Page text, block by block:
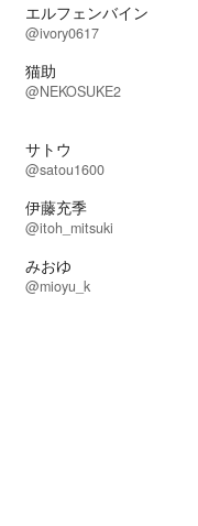
エルフェンバイン
@ivory0617
猫助
@NEKOSUKE2
サトウ
@satou1600
伊藤充季
@itoh_mitsuki
みおゆ
@mioyu_k